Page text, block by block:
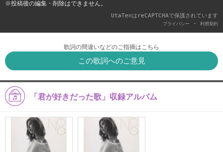
※投稿後の編集・削除はできません。
UtaTenはreCAPTCHAで保護されています
プライバシー - 利用契約
歌詞の間違いなどのご指摘はこちら
この歌詞へのご意見
「君が好きだった歌」収録アルバム